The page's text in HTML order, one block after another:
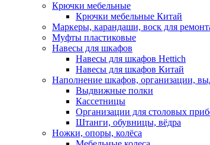
Крючки мебельные
Крючки мебельные Китай
Маркеры, карандаши, воск для
Муфты пластиковые
Навесы для шкафов
Навесы для шкафов Hettich
Навесы для шкафов Китай
Наполнение шкафов, организации,
Выдвижные полки
Кассетницы
Организации для столовых
Штанги, обувницы, вёдра
Ножки, опоры, колёса